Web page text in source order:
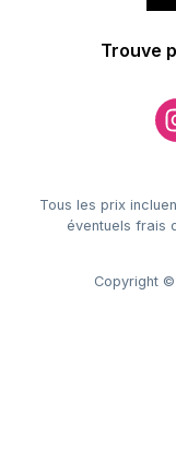
Trouve
Tous les prix
éventuels frais
Copyright